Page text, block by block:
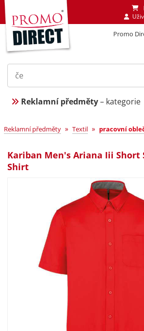
Promo
Reklamní předměty– kategorie
Reklamní předměty » Textil » pracovní
Kariban Men's Ariana Iii Short
Shirt